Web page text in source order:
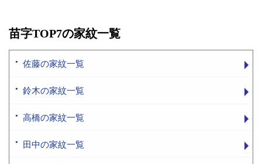
苗字TOP7の家紋一覧
佐藤の家紋一覧
鈴木の家紋一覧
高橋の家紋一覧
田中の家紋一覧